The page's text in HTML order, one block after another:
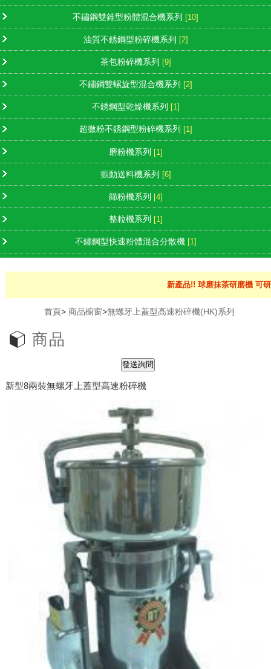
不鏽鋼雙錐型粉體混合機系列 [10]
油質不銹鋼型粉碎機系列 [2]
茶包粉碎機系列 [9]
不鏽鋼雙螺旋型混合機系列 [2]
不銹鋼型乾燥機系列 [1]
超微粉不銹鋼型粉碎機系列 [1]
磨粉機系列 [1]
振動送料機系列 [6]
篩粉機系列 [4]
整粒機系列 [1]
不鏽鋼型快速粉體混合分散機 [1]
新產品!! 球磨抹茶研磨機 可研
首頁>商品櫥窗>無螺牙上蓋型高速粉碎機(HK)系列
商品
新型8兩裝無螺牙上蓋型高速粉碎機